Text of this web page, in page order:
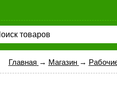
Главная → Магазин →